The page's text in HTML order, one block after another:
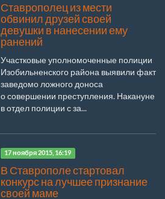
Ставрополец из мести
обвинил друзей своей
девушки в нанесении ему
ранений
Участковые уполномоченные полиции
Изобильненского района выявили факт
заведомо ложного доноса
о совершении преступления. Накануне
в отдел полиции с за...
17 ноября 2015, 16:19
В Ставрополе стартовал
конкурс на лучшее признание
своей маме